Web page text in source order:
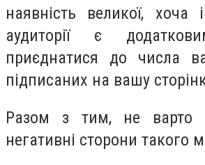
наявність великої, хоча
аудиторії є
приєднатися до числа
підписаних на вашу
Разом з тим, не варто
негативні сторони такого